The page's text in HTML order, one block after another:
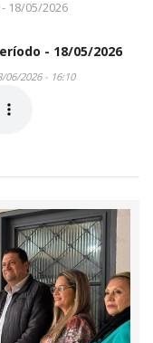
18/05/2026
- 18/05/2026
2026 - 16:10